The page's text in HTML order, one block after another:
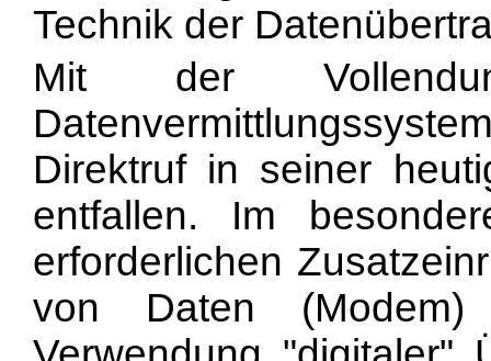
Technik der
Mit der
Datenvermittlungs
Direktruf in seiner
entfallen. Im
erforderlichen
von Daten